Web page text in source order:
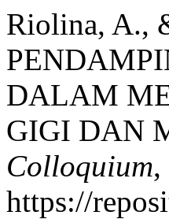
Riolina, A.,
DALAM
GIGI DAN
Colloquium,
https://